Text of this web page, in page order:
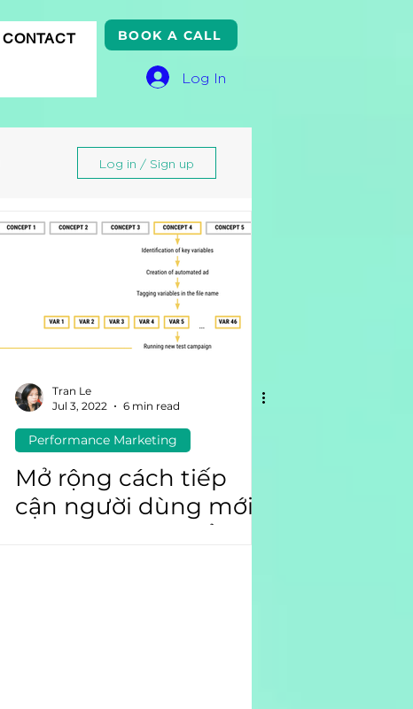
CONTACT BOOK A CALL
Log In
Log in / Sign up
Tran Le
Jul 3, 2022
6 min read
Performance Marketing
Mở rộng cách tiếp
cận người dùng mới
với hoạt động kiểm